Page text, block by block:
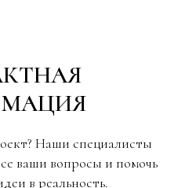
Наши специалисты
ваши вопросы и помочь
в реальность.